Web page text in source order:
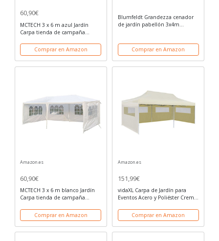
60,90€
MCTECH 3 x 6 m azul Jardín
Carpa tienda de campaña
fiesta, lona de PE
impermeable,4 x paredes
laterales, 4 x ventanas
Comprar en Amazon
Blumfeldt Grandezza cenador
de jardín pabellón 3x4m
tubos acero, techo poliéster,
ideal cena, fiesta...
Comprar en Amazon
Amazon.es
60,90€
MCTECH 3 x 6 m blanco Jardín
Carpa tienda de campaña
fiesta,4 x paredes laterales, 4 x
ventanas, lona de PE
impermeable
Comprar en Amazon
Amazon.es
151,99€
vidaXL Carpa de Jardín para
Eventos Acero y Poliéster Crema
Comprar en Amazon